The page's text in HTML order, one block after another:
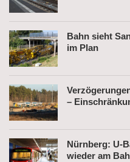
Bahn sieht
im Plan
–
Nürnberg: U-
wieder am